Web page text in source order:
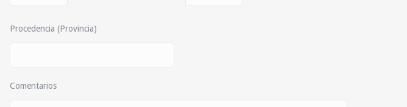
Procedencia (Provincia)
Comentarios